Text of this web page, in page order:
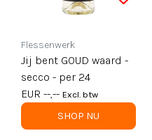
Flessenwerk
Jij bent GOUD waard -
secco - per 24
EUR --,-- Excl. btw
SHOP NU